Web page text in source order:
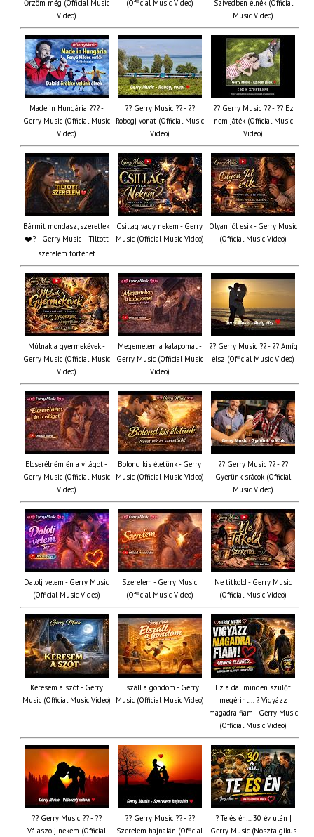
Őrzöm még (Official Music
Video)
(Official Music Video)
Szívedben élnék (Official
Music Video)
Made in Hungária ??? -
Gerry Music (Official Music
Video)
?? Gerry Music ?? - ??
Robogj vonat (Official Music
Video)
?? Gerry Music ?? - ?? Ez
nem játék (Official Music
Video)
Bármit mondasz, szeretlek
❤️‍? | Gerry Music – Tiltott
szerelem történet
Csillag vagy nekem - Gerry
Music (Official Music Video)
Olyan jól esik - Gerry Music
(Official Music Video)
Múlnak a gyermekévek -
Gerry Music (Official Music
Video)
Megemelem a kalapomat -
Gerry Music (Official Music
Video)
?? Gerry Music ?? - ?? Amíg
élsz (Official Music Video)
Elcserélném én a világot -
Gerry Music (Official Music
Video)
Bolond kis életünk - Gerry
Music (Official Music Video)
?? Gerry Music ?? - ??
Gyerünk srácok (Official
Music Video)
Dalolj velem - Gerry Music
(Official Music Video)
Szerelem - Gerry Music
(Official Music Video)
Ne titkold - Gerry Music
(Official Music Video)
Keresem a szót - Gerry
Music (Official Music Video)
Elszáll a gondom - Gerry
Music (Official Music Video)
Ez a dal minden szülőt
megérint… ? Vigyázz
magadra fiam - Gerry Music
(Official Music Video)
?? Gerry Music ?? - ??
Válaszolj nekem (Official
?? Gerry Music ?? - ??
Szerelem hajnalán (Official
? Te és én… 30 év után |
Gerry Music (Nosztalgikus